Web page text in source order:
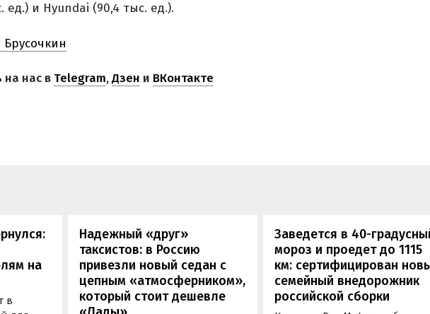
ед.) и Hyundai (90,4 тыс. ед.).
на нас в Telegram,Дзен и ВКонтакте
на
в
Надежный «друг»
таксистов: в Россию
привезли новый седан с
цепным «атмосферником»,
который стоит дешевле
Заведется в 40-
мороз и проедет до 1115
км: сертифицирован
семейный внедорожник
российской сборки